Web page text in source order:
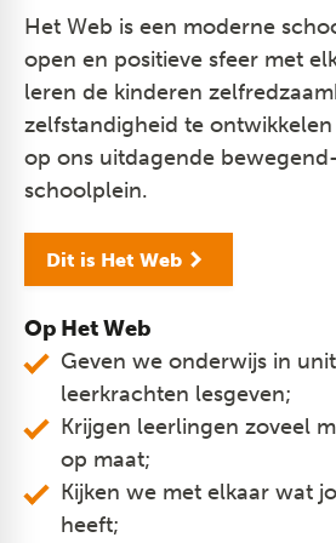
Het Web is een moderne
open en positieve sfeer met
leren de kinderen
zelfstandigheid te
op ons uitdagende
schoolplein.
Dit is Het Web
Op Het Web
Geven we onderwijs in
leerkrachten lesgeven;
Krijgen leerlingen zoveel
op maat;
Kijken we met elkaar wat
heeft;